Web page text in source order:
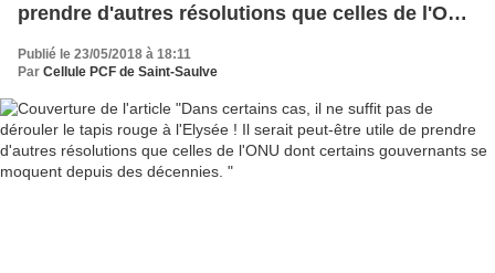
prendre d'autres résolutions que celles de l'ONU
des décennies.
Publié le 23/05/2018 à 18:11
Par Cellule PCF de Saint-Saulve